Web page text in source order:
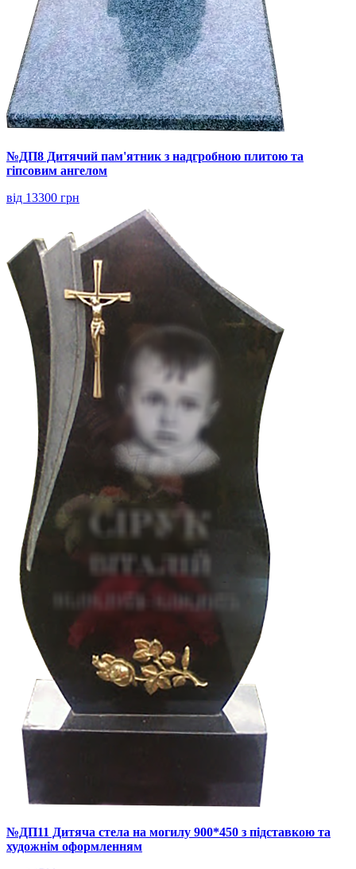
№ДП8 Дитячий пам'ятник з надгробною плитою та
гіпсовим ангелом
від 13300 грн
№ДП11 Дитяча стела на могилу 900*450 з підставкою та
художнім оформленням